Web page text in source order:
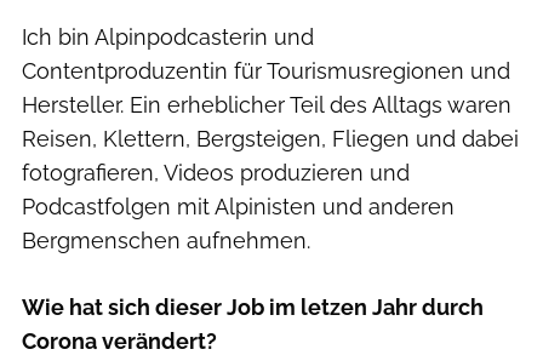
Ich bin Alpinpodcasterin und
Contentproduzentin für Tourismusregionen und
Hersteller. Ein erheblicher Teil des Alltags waren
Reisen, Klettern, Bergsteigen, Fliegen und dabei
fotografieren, Videos produzieren und
Podcastfolgen mit Alpinisten und anderen
Bergmenschen aufnehmen.
Wie hat sich dieser Job im letzen Jahr durch
Corona verändert?